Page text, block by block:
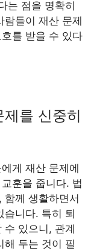
는 점을 명확히
들이 재산 문제
를 받을 수 있다
를 신중히
게 재산 문제에
훈을 줍니다. 법
께 생활하면서
습니다. 특히 퇴
수 있으니, 관계
해 두는 것이 필